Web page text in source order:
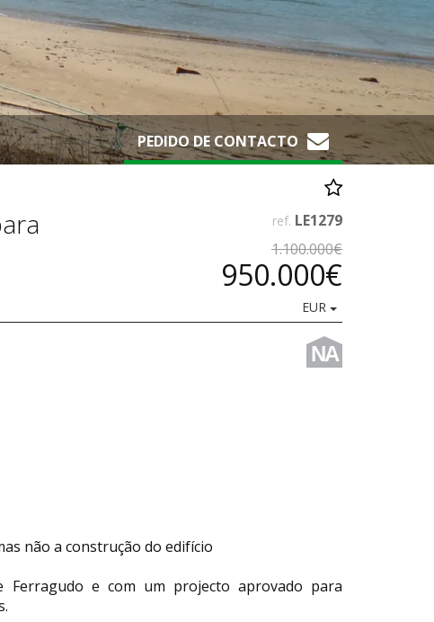
PEDIDO DE CONTACTO
ref. LE1279
1.100.000€
950.000€
EUR
NA
não a construção do edifício
Ferragudo e com um projecto aprovado para